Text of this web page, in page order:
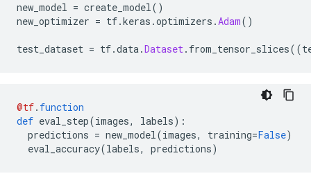
new_model = create_model()
new_optimizer = tf.keras .optimizers .Adam()
test_dataset = tf.data.Dataset. from_tensor_slices((
@tf. function
def eval_step(images, labels):
predictions = new_model(images, training=False)
eval_accuracy(labels, predictions)